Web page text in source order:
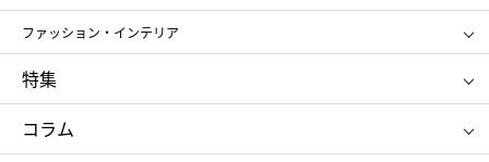
お中元
お歳暮
ポール&ジョー ボーテ
ジルスチュアート
NARS
RMK
クリニーク
SK-Ⅱ
アンリ・シャルパンティエ
ゴディバ
新宿高野
たねや
ねんりん家
ファッション・インテリア
ポロ ラルフ ローレン
タケオ キクチ
ママ＆キッズ
シュタイフ
特集
お中元
ひな人形
五月人形
コラム